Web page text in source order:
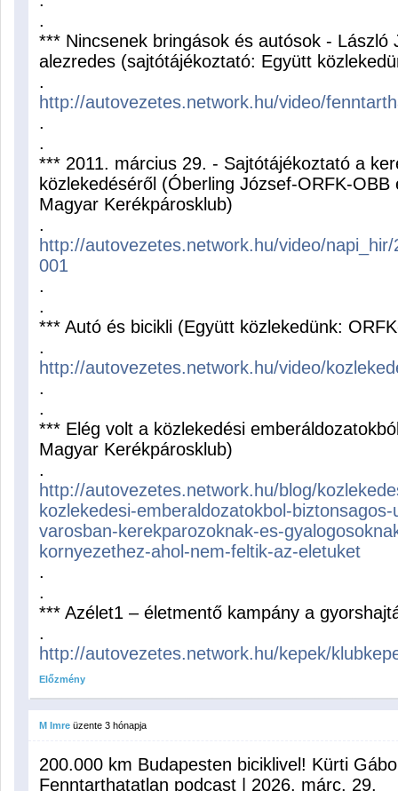
.
*** Nincsenek bringások és autósok - László
alezredes (sajtótájékoztató: Együtt
.
http://autovezetes.network.hu/video/
.
.
*** 2011. március 29. - Sajtótájékoztató a
közlekedéséről (Óberling József-ORFK-
Magyar Kerékpárosklub)
.
http://autovezetes.network.hu/video/
001
.
.
*** Autó és bicikli (Együtt közlekedünk:
.
http://autovezetes.network.hu/video/
.
.
*** Elég volt a közlekedési
Magyar Kerékpárosklub)
.
http://autovezetes.network.hu/blog/
kozlekedesi-emberaldozatokbol-
varosban-kerekparozoknak-es-
kornyezethez-ahol-nem-feltik-az-eletuket
.
.
*** Azélet1 – életmentő kampány a
.
http://autovezetes.network.hu/kepek/
Előzmény
M Imre üzente 3 hónapja
200.000 km Budapesten biciklivel! Kürti
Fenntarthatatlan podcast | 2026. márc. 29.